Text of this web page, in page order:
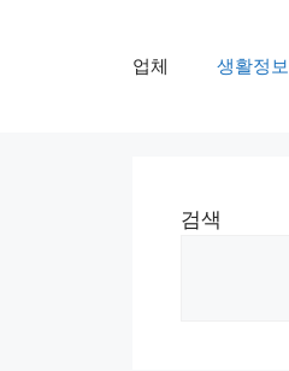
업체 생활정보
검색